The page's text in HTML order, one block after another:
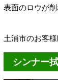
表面のロウが削
土浦市のお客
シンナー